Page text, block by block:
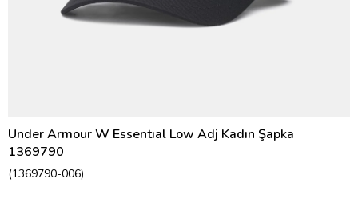
Under Armour W Essentıal Low Adj Kadın Şapka
1369790
(1369790-006)